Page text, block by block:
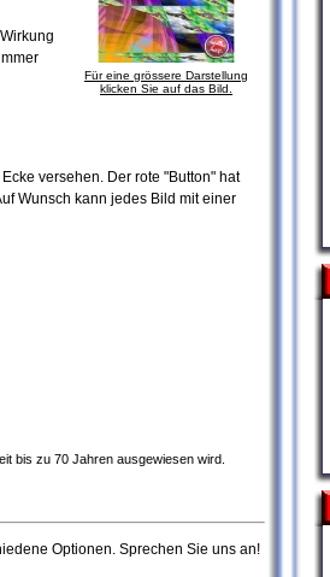
Für eine grössere Darstellung
klicken Sie auf das Bild.
versehen. Der rote "Button" hat
Wunsch kann jedes Bild mit einer
bis zu 70 Jahren ausgewiesen wird.
Optionen. Sprechen Sie uns an!